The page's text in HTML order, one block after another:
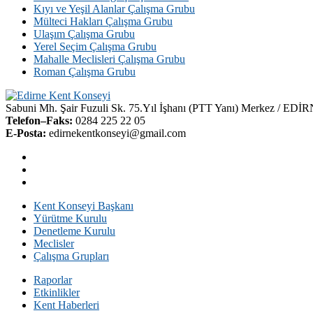
Kıyı ve Yeşil Alanlar Çalışma Grubu
Mülteci Hakları Çalışma Grubu
Ulaşım Çalışma Grubu
Yerel Seçim Çalışma Grubu
Mahalle Meclisleri Çalışma Grubu
Roman Çalışma Grubu
Sabuni Mh. Şair Fuzuli Sk. 75.Yıl İşhanı (PTT Yanı) Merkez /
Telefon–Faks: 0284 225 22 05
E-Posta: edirnekentkonseyi@gmail.com
Kent Konseyi Başkanı
Yürütme Kurulu
Denetleme Kurulu
Meclisler
Çalışma Grupları
Raporlar
Etkinlikler
Kent Haberleri